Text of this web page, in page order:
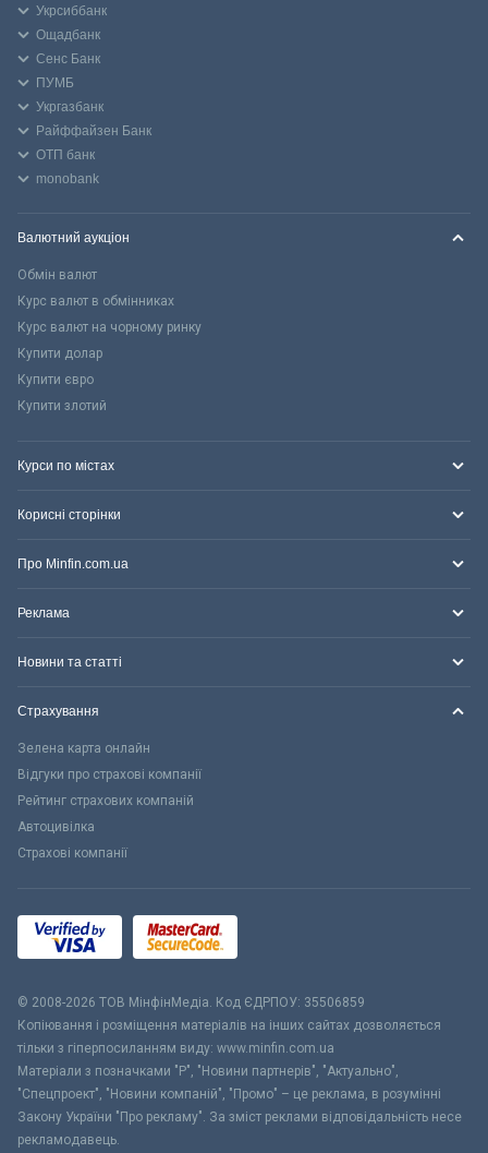
Укрсиббанк
Ощадбанк
Сенс Банк
ПУМБ
Укргазбанк
Райффайзен Банк
ОТП банк
monobank
Валютний аукціон
Обмін валют
Курс валют в обмінниках
Курс валют на чорному ринку
Купити долар
Купити євро
Купити злотий
Курси по містах
Корисні сторінки
Про Minfin.com.ua
Реклама
Новини та статті
Страхування
Зелена карта онлайн
Відгуки про страхові компанії
Рейтинг страхових компаній
Автоцивілка
Страхові компанії
© 2008-2026 ТОВ МiнфiнМедiа. Код ЄДРПОУ: 35506859
Копіювання і розміщення матеріалів на інших сайтах дозволяється
тільки з гіперпосиланням виду: www.minfin.com.ua
Матеріали з позначками "Р", "Новини партнерів", "Актуально",
"Спецпроект", "Новини компаній", "Промо" – це реклама, в розумінні
Закону України "Про рекламу". За зміст реклами відповідальність несе
рекламодавець.